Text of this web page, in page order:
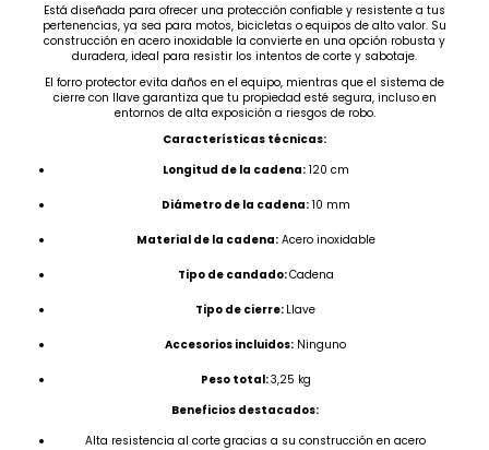
Está diseñada para ofrecer una protección confiable y resistente a tus
pertenencias, ya sea para motos, bicicletas o equipos de alto valor. Su
construcción en acero inoxidable la convierte en una opción robusta y
duradera, ideal para resistir los intentos de corte y sabotaje.
El forro protector evita daños en el equipo, mientras que el sistema de
cierre con llave garantiza que tu propiedad esté segura, incluso en
entornos de alta exposición a riesgos de robo.
Características técnicas:
Longitud de la cadena:120 cm
Diámetro de la cadena:10 mm
Material de la cadena:Acero inoxidable
Tipo de candado:Cadena
Tipo de cierre: Llave
Accesorios incluidos: Ninguno
Peso total:3,25 kg
Beneficios destacados:
Alta resistencia al corte gracias a su construcción en acero